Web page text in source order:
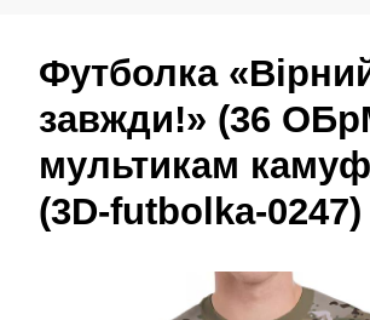
Футболка
завжди!» (36
мультикам
(3D-futbolka-0247)